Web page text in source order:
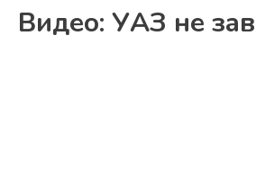
Видео: УАЗ не